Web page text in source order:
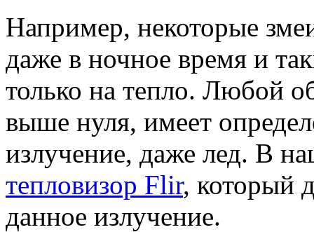
Например, некоторые
даже в ночное время и
только на тепло. Любой
выше нуля, имеет
излучение, даже лед. В
тепловизор Flir, который
данное излучение.